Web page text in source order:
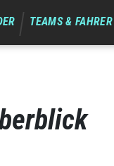
TEAMS & FAHRER